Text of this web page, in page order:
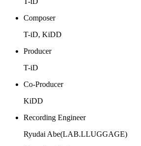
Composer
T-iD, KiDD
Producer
T-iD
Co-Producer
KiDD
Recording Engineer
Ryudai Abe(LAB.LLUGGAGE)